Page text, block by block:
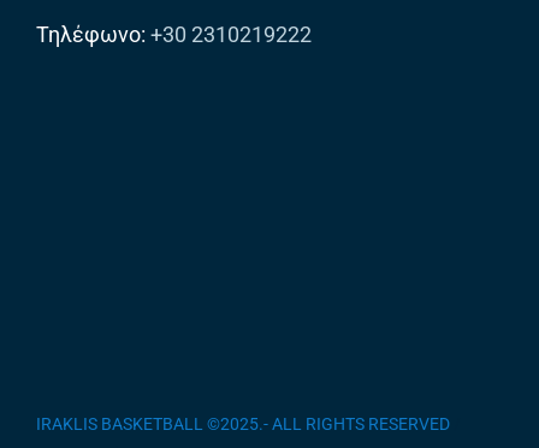
Τηλέφωνο: +30 2310219222
IRAKLIS BASKETBALL ©2025.- ALL RIGHTS RESERVED